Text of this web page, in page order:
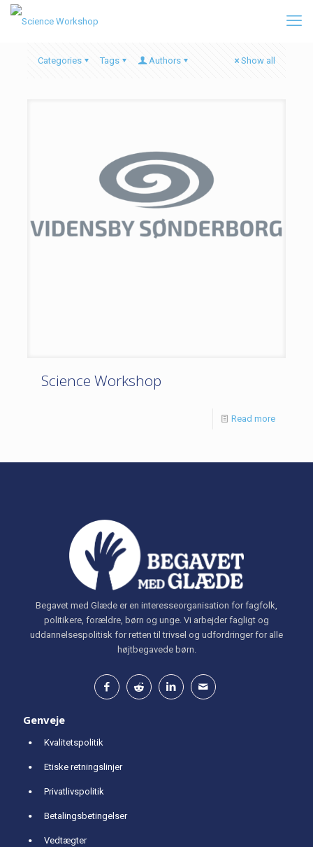
Categories Tags Authors Show all
Science Workshop
Read more
Begavet med Glæde er en interesseorganisation for fagfolk,
politikere, forældre, børn og unge. Vi arbejder fagligt og
uddannelsespolitisk for retten til trivsel og udfordringer for alle
højtbegavede børn.
Genveje
Kvalitetspolitik
Etiske retningslinjer
Privatlivspolitik
Betalingsbetingelser
Vedtægter